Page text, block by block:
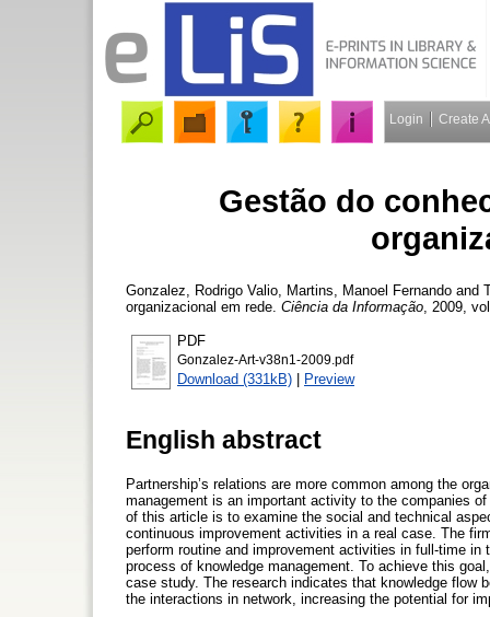
Login Create
Gestão do
Gonzalez, Rodrigo Valio Martins, Manoel Fernando and
organizacional em rede. Ciência da Informação , 2009,
PDF
Gonzalez-Art-v38n1-2009.pdf
Download (331kB) | Preview
English abstract
Partnership’s relations are more common among the
management is an important activity to the companies
of this article is to examine the social and technical
continuous improvement activities in a real case. The
perform routine and improvement activities in full-time
process of knowledge management. To achieve this
case study. The research indicates that knowledge flow
the interactions in network, increasing the potential for